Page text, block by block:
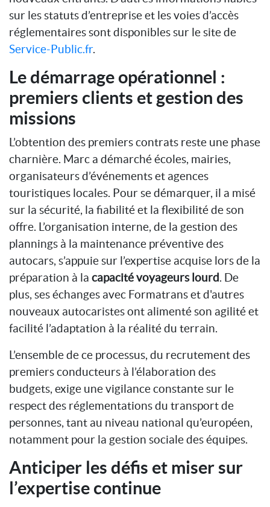
sur les statuts d’entreprise et les voies d’accès
réglementaires sont disponibles sur le site de
Service-Public.fr.
Le démarrage opérationnel :
premiers clients et gestion des
missions
L’obtention des premiers contrats reste une phase
charnière. Marc a démarché écoles, mairies,
organisateurs d’événements et agences
touristiques locales. Pour se démarquer, il a misé
sur la sécurité, la fiabilité et la flexibilité de son
offre. L’organisation interne, de la gestion des
plannings à la maintenance préventive des
autocars, s’appuie sur l’expertise acquise lors de la
préparation à la capacité voyageurs lourd. De
plus, ses échanges avec Formatrans et d'autres
nouveaux autocaristes ont alimenté son agilité et
facilité l’adaptation à la réalité du terrain.
L’ensemble de ce processus, du recrutement des
premiers conducteurs à l’élaboration des
budgets, exige une vigilance constante sur le
respect des réglementations du transport de
personnes, tant au niveau national qu’européen,
notamment pour la gestion sociale des équipes.
Anticiper les défis et miser sur
l’expertise continue